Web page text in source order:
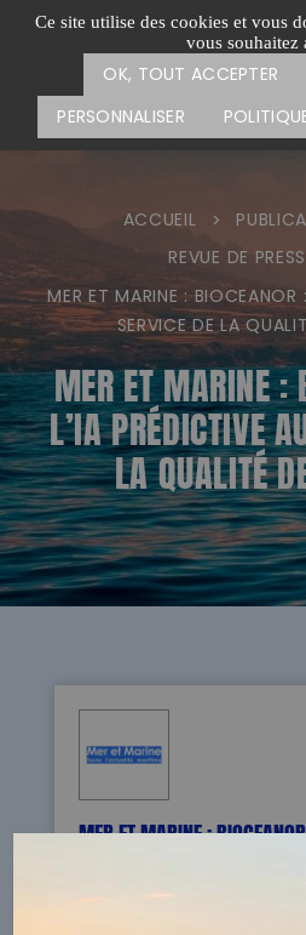
Ce site utilise des cookies et vous
vous souhaitez
OK, TOUT ACCEPTER
PERSONNALISER
Passer
CARTE DES ACTIONS
ACCUEIL >
REVUE DE
MER ET MARINE : BIOCEANOR
SERVICE DE LA
MER ET MARINE :
L’IA PRÉDICTIVE
LA QUALITÉ
MER ET MARINE :